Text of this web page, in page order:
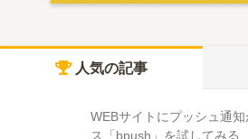
人気の記事
WEBサイトにプッシュ通
ス「bpush」を試してみる